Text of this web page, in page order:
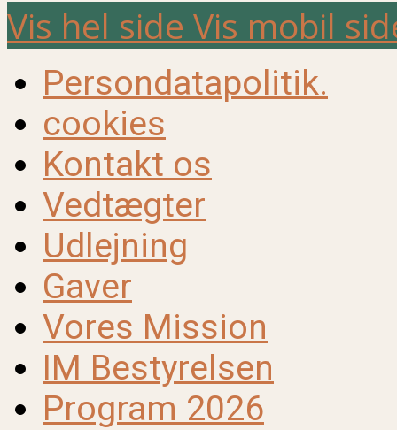
Vis hel side Vis mobil
Persondatapolitik.
cookies
Kontakt os
Vedtægter
Udlejning
Gaver
Vores Mission
IM Bestyrelsen
Program 2026